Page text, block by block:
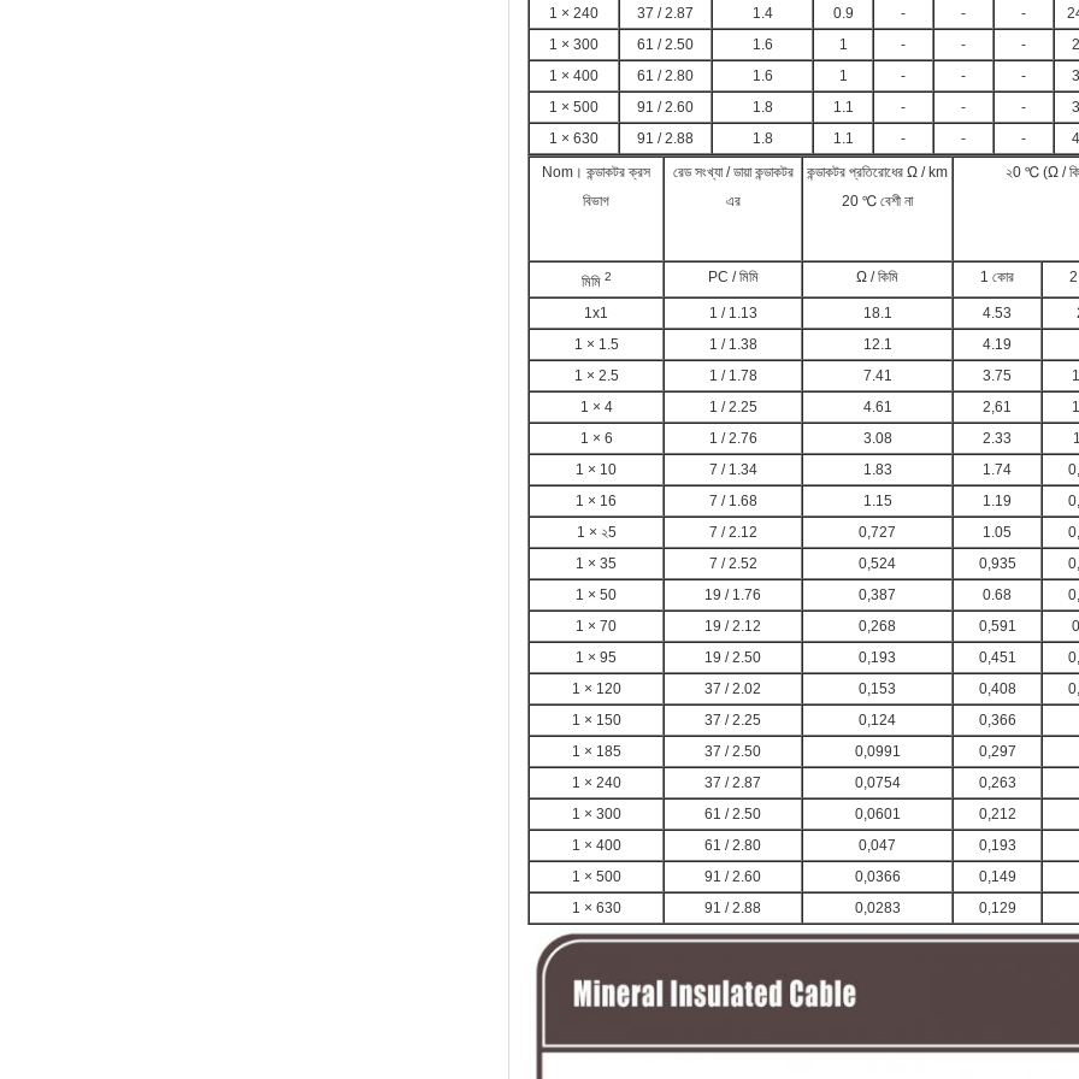
1 × 240 37 / 2.87 1.4 0.9 - - -
1 × 300
61 / 2.50 1.6 1 - - -
1 × 400
61 / 2.80 1.6 1 - - -
1 × 500
91 / 2.60 1.8 1.1 - - -
1 × 630
91 / 2.88 1.8 1.1 - - -
Nom। কন্ডাকটর ক্রস
বিভাগ
রেড সংখ্যা / ডায়া কন্ডাকটর
এর
কন্ডাকটর প্রতিরোধের Ω / km
20 ℃ বেশী না
২0 ℃ (Ω /
মিমি 2 PC / মিমি Ω / কিমি 1 কোর
1x1 1 / 1.13 18.1 4.53
1 × 1.5
1 / 1.38 12.1
4.19
1 × 2.5
1 / 1.78 7.41 3.75
1 × 4
1 / 2.25 4.61 2,61
1 × 6
1 / 2.76 3.08 2.33
1 × 10
7 / 1.34 1.83 1.74
1 × 16
7 / 1.68 1.15 1.19
1 × ২5
7 / 2.12 0,727 1.05
1 × 35
7 / 2.52 0,524 0,935
1 × 50
19 / 1.76 0,387 0.68
1 × 70
19 / 2.12 0,268 0,591
1 × 95
19 / 2.50 0,193 0,451
1 × 120
37 / 2.02 0,153 0,408
1 × 150
37 / 2.25 0,124
0,366
1 × 185
37 / 2.50 0,0991
0,297
1 × 240
37 / 2.87 0,0754
0,263
1 × 300
61 / 2.50 0,0601
0,212
1 × 400
61 / 2.80 0,047
0,193
1 × 500
91 / 2.60 0,0366
0,149
1 × 630
91 / 2.88 0,0283 0,129